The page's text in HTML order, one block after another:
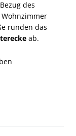
des
runden das
ab.